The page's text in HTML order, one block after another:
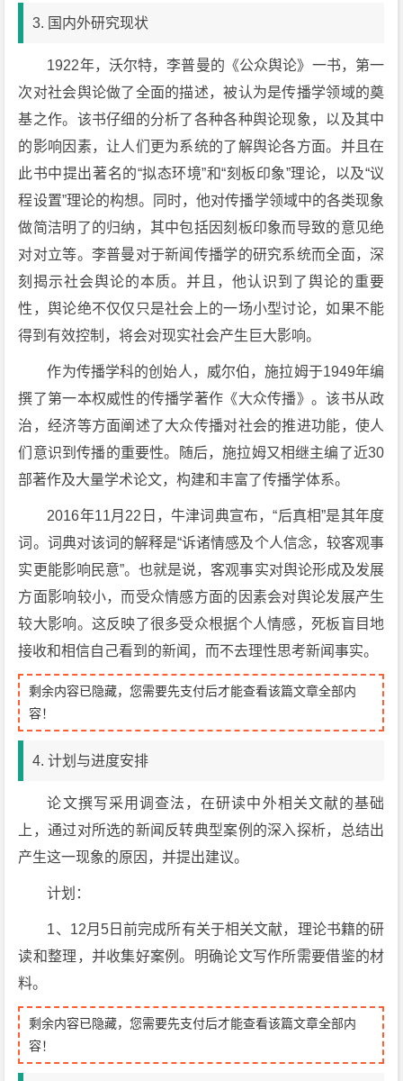
3. 国内外研究现状
1922年，沃尔特，李普曼的《公众舆论》一书，第一
次对社会舆论做了全面的描述，被认为是传播学领域的奠
基之作。该书仔细的分析了各种各种舆论现象，以及其中
的影响因素，让人们更为系统的了解舆论各方面。并且在
此书中提出著名的“拟态环境”和“刻板印象”理论，以及“议
程设置”理论的构想。同时，他对传播学领域中的各类现象
做简洁明了的归纳，其中包括因刻板印象而导致的意见绝
对对立等。李普曼对于新闻传播学的研究系统而全面，深
刻揭示社会舆论的本质。并且，他认识到了舆论的重要
性，舆论绝不仅仅只是社会上的一场小型讨论，如果不能
得到有效控制，将会对现实社会产生巨大影响。
作为传播学科的创始人，威尔伯，施拉姆于1949年编
撰了第一本权威性的传播学著作《大众传播》。该书从政
治，经济等方面阐述了大众传播对社会的推进功能，使人
们意识到传播的重要性。随后，施拉姆又相继主编了近30
部著作及大量学术论文，构建和丰富了传播学体系。
2016年11月22日，牛津词典宣布，“后真相”是其年度
词。词典对该词的解释是“诉诸情感及个人信念，较客观事
实更能影响民意”。也就是说，客观事实对舆论形成及发展
方面影响较小，而受众情感方面的因素会对舆论发展产生
较大影响。这反映了很多受众根据个人情感，死板盲目地
接收和相信自己看到的新闻，而不去理性思考新闻事实。
剩余内容已隐藏，您需要先支付后才能查看该篇文章全部内
容！
4. 计划与进度安排
论文撰写采用调查法，在研读中外相关文献的基础
上，通过对所选的新闻反转典型案例的深入探析，总结出
产生这一现象的原因，并提出建议。
计划：
1、12月5日前完成所有关于相关文献，理论书籍的研
读和整理，并收集好案例。明确论文写作所需要借鉴的材
料。
剩余内容已隐藏，您需要先支付后才能查看该篇文章全部内
容！